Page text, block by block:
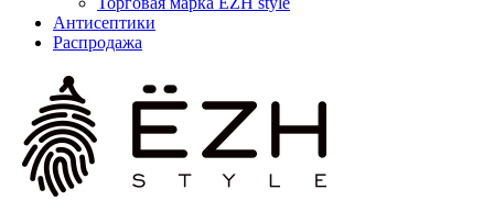
Антисептики
Распродажа